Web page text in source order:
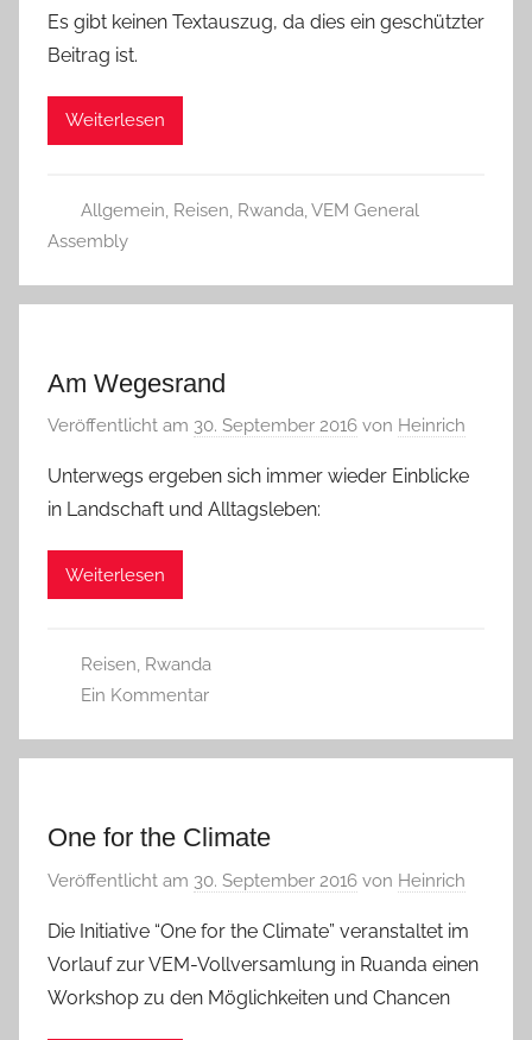
Es gibt keinen Textauszug, da dies ein geschützter
Beitrag ist.
Weiterlesen
Allgemein, Reisen, Rwanda,VEM General
Assembly
Am Wegesrand
Veröffentlicht am 30. September 2016 von Heinrich
Unterwegs ergeben sich immer wieder Einblicke
in Landschaft und Alltagsleben:
Weiterlesen
Reisen, Rwanda
Ein Kommentar
One for the Climate
Veröffentlicht am 30. September 2016 von Heinrich
Die Initiative “One for the Climate” veranstaltet im
Vorlauf zur VEM-Vollversamlung in Ruanda einen
Workshop zu den Möglichkeiten und Chancen